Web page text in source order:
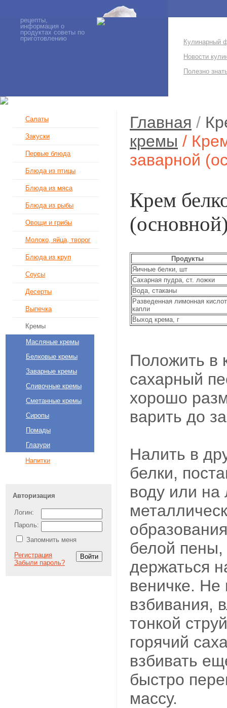
рецепты,
информация о
продуктах советы по
приготовлению
Кулинарный
Новости
Полезно
Салаты
Закуски
Первые блюда
Блюда из птицы
Блюда из мяса
Блюда из рыбы
Овощи и грибы
Молоко, яйца, творог
Блюда из круп
Соусы
Десерты
Выпечка
Кремы
Масляные кремы
Белковые кремы
Заварные кремы
Сливочные кремы
Сметанные кремы
Сиропы
Помады
Глазури
Напитки
Авторизация
Логин:
Пароль:
Запомнить меня
Регистрация
Забыли пароль?
Главная /
кремы /
заварной
Крем
Продукты
Яичные белки, шт
Сахарная пудра, ст. ложки
Вода, стаканы
Разведенная лимонная
капли
Выход крема, г
Положить в
сахарный
хорошо
варить до
Налить в
белки,
воду или на
белой пены,
держаться
веничке. Не
взбивания,
тонкой
горячий
взбивать
быстро
массу.